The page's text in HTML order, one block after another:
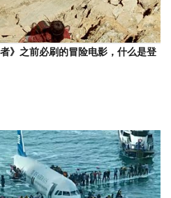
》之前必刷的冒险电影，什么是登